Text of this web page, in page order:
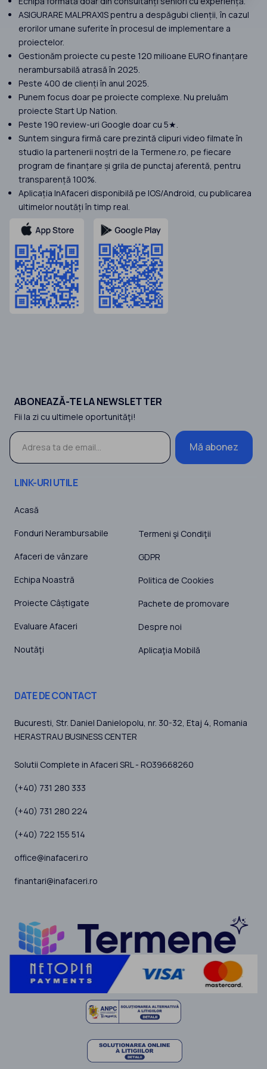
ASIGURARE MALPRAXIS pentru a despăgubi clienții, în cazul
erorilor umane suferite în procesul de implementare a
proiectelor.
Gestionăm proiecte cu peste 120 milioane EURO finanțare
nerambursabilă atrasă în 2025.
Peste 400 de clienți în anul 2025.
Punem focus doar pe proiecte complexe. Nu preluăm
proiecte Start Up Nation.
Peste 190 review-uri Google doar cu 5★.
Suntem singura firmă care prezintă clipuri video filmate în
studio la partenerii noștri de la Termene.ro, pe fiecare
program de finanțare și grila de punctaj aferentă, pentru
transparență 100%.
Aplicația InAfaceri disponibilă pe IOS/Android, cu publicarea
ultimelor noutăți în timp real.
ABONEAZĂ-TE LA NEWSLETTER
Fii la zi cu ultimele oportunităţi!
Mă abonez
LINK-URI UTILE
Acasă
Fonduri Nerambursabile
Afaceri de vânzare
Echipa Noastră
Proiecte Câștigate
Evaluare Afaceri
Noutăţi
Termeni şi Condiţii
GDPR
Politica de Cookies
Pachete de promovare
Despre noi
Aplicaţia Mobilă
DATE DE CONTACT
Bucuresti, Str. Daniel Danielopolu, nr. 30-32, Etaj 4, Romania
HERASTRAU BUSINESS CENTER
Solutii Complete in Afaceri SRL - RO39668260
(+40) 731 280 333
(+40) 731 280 224
(+40) 722 155 514
office@inafaceri.ro
finantari@inafaceri.ro